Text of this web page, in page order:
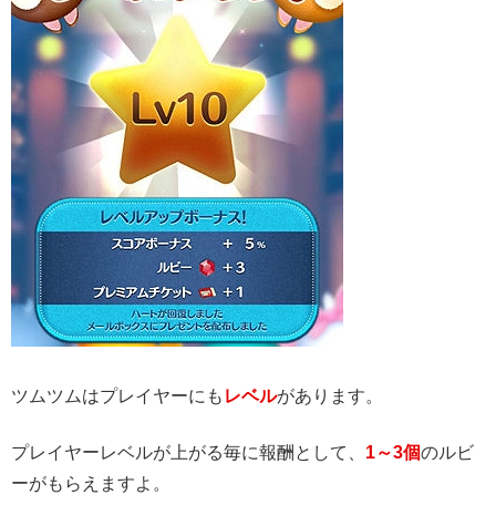
ツムツムはプレイヤーにも レベルがあります。
プレイヤーレベルが上がる毎に報酬として、 1～3個のルビ
ーがもらえますよ。